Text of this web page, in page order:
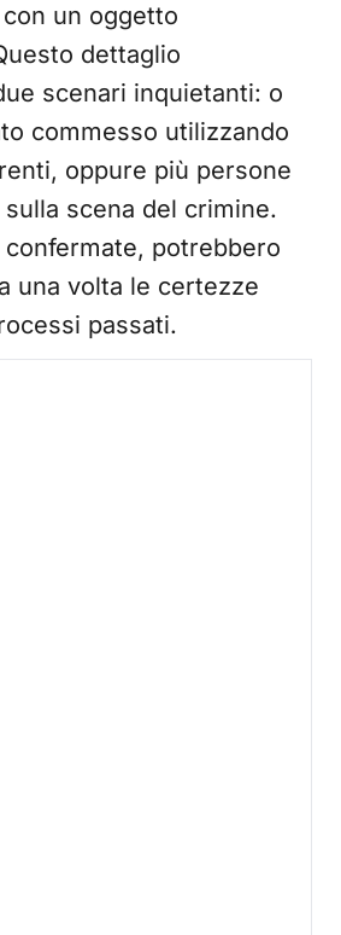
un oggetto
dettaglio
scenari inquietanti: o
commesso utilizzando
oppure più persone
scena del crimine.
potrebbero
una volta le certezze
passati.